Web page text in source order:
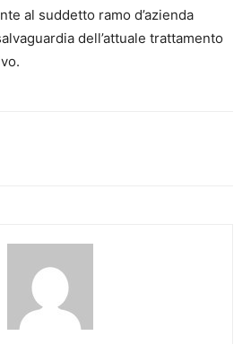
al suddetto ramo d’azienda
dell’attuale trattamento